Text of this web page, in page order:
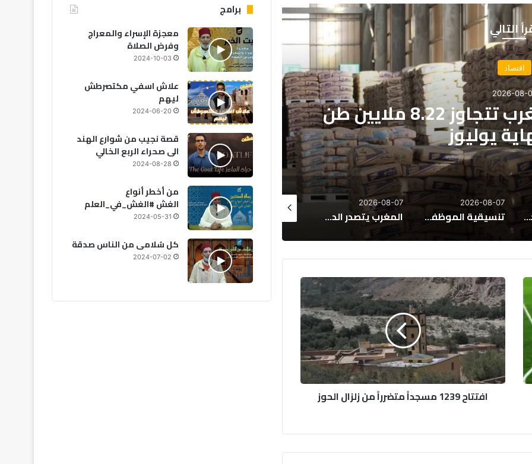
التالي
مجتمع
2026-08-
وزخات رعدية بعدد من
المملكة
تنسيقية الموظفين تطالب
الميسر” في الحوار
الميسر” في الحوار الاجتماعي
2026-08-07
المغرب يتصدر الدول الإفريقية في تأييد الانفتاح التجاري
2026-08-06
الحكومة: اعتماد نظام 8 ساعات إلزامي في الحراسة الخاصة ومنع صفقات 12 ساعة
2026-08-06
المغرب: أجواء حارة وزخات مطرية متوقعة يوم الجمعة
2026-08-06
2026-08-06
ا
ف
ت
ت
ا
ح
1
2
3
ج
افتتاح 1239 مسجداً متضرراً من زلزال الحوز
برامج
معجزة الإسراء والمعراج
وفرض الصلاة
2024-10-03
علاش اسفي مكتصرطش
ليهم
2024-06-20
قصة نجيب من شوارع الهند
الى صحراء الربع الخالي
2024-08-28
من أخطر أنواع
الغش #الغش_في_العلم
2024-05-31
كل سُلامى من الناس صدقة
2024-07-02